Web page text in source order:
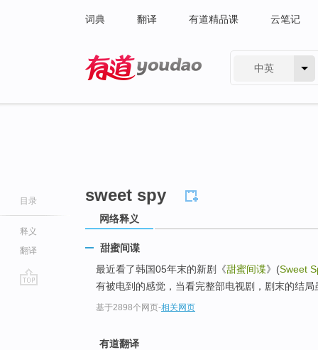
词典 翻译 有道精品课 云笔记
中英
目录
释义
翻译
sweet spy
网络释义
甜蜜间谍
最近看了韩国05年末的新剧《甜蜜间谍》(Sweet
有被电到的感觉，当看完整部电视剧，剧末的结
基于2898个网页-相关网页
有道翻译